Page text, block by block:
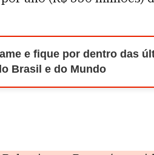
e fique por dentro das
Brasil e do Mundo